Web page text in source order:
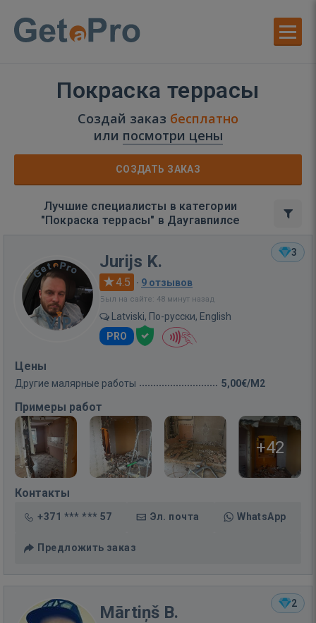
Покраска террасы
Создай заказ бесплатно
или посмотри цены
СОЗДАТЬ ЗАКАЗ
Лучшие специалисты в категории
"Покраска террасы" в Даугавпилсе
3
Jurijs K.
4.5 · 9 отзывов
Был на сайте: 48 минут назад
Latviski, По-русски, English
PRO
Цены
Другие малярные работы 5,00€/M2
Примеры работ
+42
Контакты
+371 *** *** 57 Эл. почта WhatsApp
Предложить заказ
2
Mārtiņš B.